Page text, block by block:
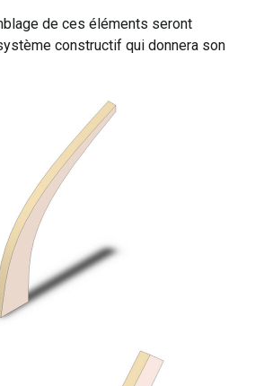
de ces éléments seront
constructif qui donnera son